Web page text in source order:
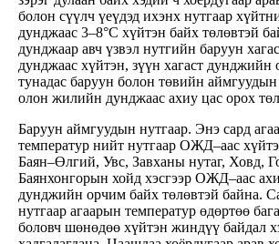
болон сүүлч үеүдэд ихэнх нутгаар
дунджаас 3–8°С хүйтэн байх төлөвтэй
дунджаар авч үзвэл нутгийн баруун
дунджаас хүйтэн, зүүн хагаст дунджийн
тунадас баруун болон төвийн аймгуудын
олон жилийн дунджаас ахиу цас орох
Баруун аймгуудын нутгаар. Энэ сард
температур нийт нутгаар ОЖД–аас
Баян–Өлгий, Увс, Завханы нутаг, Ховд,
Баянхонгорын хойд хэсгээр ОЖД–аас
дунджийн орчим байх төлөвтэй байна.
нутгаар агаарын температур өдөртөө
боловч шөнөдөө хүйтэн жиндүү байдал